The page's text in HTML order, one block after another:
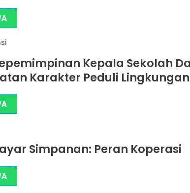
Kepala Sekolah
Karakter Peduli Lingkungan
Simpanan: Peran Koperasi